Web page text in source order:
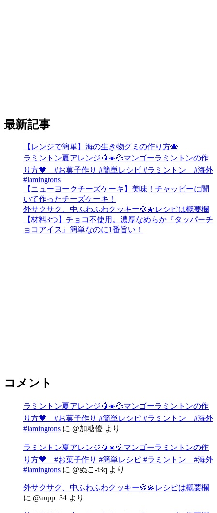
最新記事
【レンジで簡単】海の生き物グミの作り方🐙
ラミントン夏アレンジ🥭☀️💦マンゴーラミントンの作
り方🧡 #お菓子作り #簡単レシピ #ラミントン #海外
#lamingtons
【ニューヨークチーズケーキ】美味！チャッピーに聞
いて作ったチーズケーキ！
外サクサク、中ふわふわクッキー🍪💫レシピは概要欄
【材料3つ】チョコ不使用。濃厚なめらか『タッパーチ
ョコアイス』簡単なのに1番旨い！
コメント
ラミントン夏アレンジ🥭☀️💦マンゴーラミントンの作
り方🧡 #お菓子作り #簡単レシピ #ラミントン #海外
#lamingtons に @加糖優 より
ラミントン夏アレンジ🥭☀️💦マンゴーラミントンの作
り方🧡 #お菓子作り #簡単レシピ #ラミントン #海外
#lamingtons に @ぬこ-t3q より
外サクサク、中ふわふわクッキー🍪💫レシピは概要欄
に @aupp_34 より